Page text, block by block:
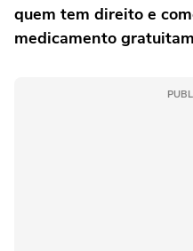
quem tem direito e
medicamento